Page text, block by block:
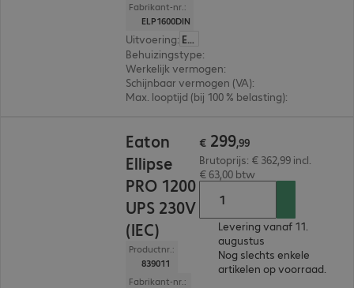
Fabrikant-nr.:
ELP1600DIN
Uitvoering: Europa
Behuizingstype:
Werkelijk vermogen:
Schijnbaar vermogen (VA):
Max. looptijd (bij 100 % belasting):
Eaton
Ellipse
PRO 1200
UPS 230V
(IEC)
Productnr.:
839011
Fabrikant-nr.:
€ 299,99
Brutoprijs: € 362,99 incl.
€ 63,00 btw
Levering vanaf 11.
augustus
Nog slechts enkele
artikelen op voorraad.